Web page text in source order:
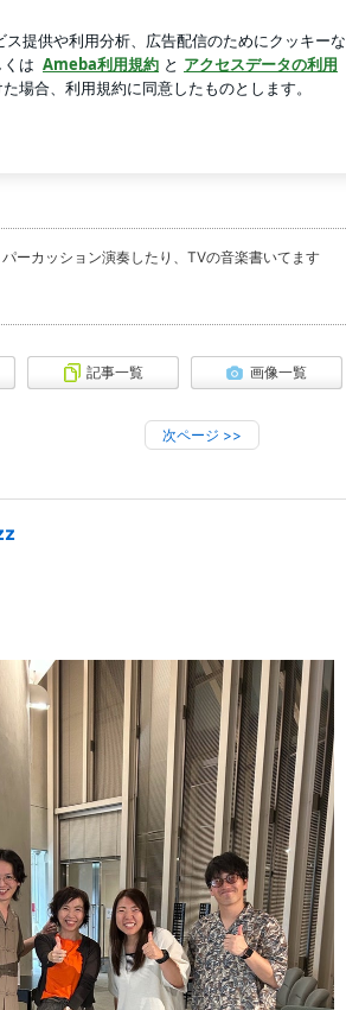
ーカッション演奏したり、TVの音楽書いてます
記事一覧 画像一覧
次ページ >>